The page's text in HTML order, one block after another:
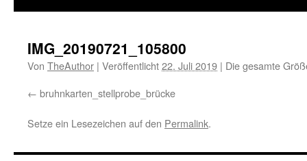
IMG_20190721_105800
Von TheAuthor | Veröffentlicht22. Juli 2019 | Die gesamte
bruhnkarten_stellprobe_brücke
Setze ein Lesezeichen auf den Permalink.